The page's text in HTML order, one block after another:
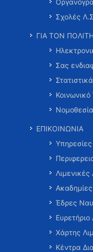
Σχολές
ΓΙΑ ΤΟΝ ΠΟΛΙΤΗ
Σας
Νομοθεσία
ΕΠΙΚΟΙΝΩΝΙΑ
Λιμενικές
Έδρες
Χάρτης
Κέντρα